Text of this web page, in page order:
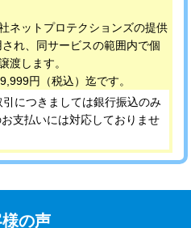
ネットプロテクションズの提供
れ、同サービスの範囲内で個
渡します。
円（税込）迄です。
につきましては銀行振込のみ
支払いには対応しておりませ
の声